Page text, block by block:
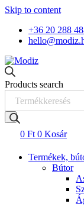
Skip to content
+36 20 288
Products search
0 Ft 0 Kosár
Termékek,
Bútor